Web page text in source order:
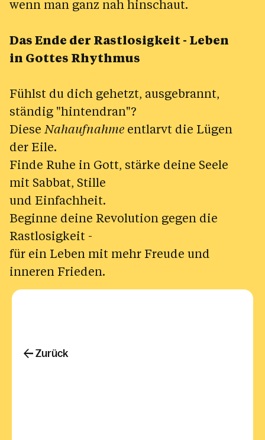
wenn man ganz nah hinschaut.
Das Ende der Rastlosigkeit - Leben
in Gottes Rhythmus
Fühlst du dich gehetzt, ausgebrannt,
ständig "hintendran"?
Diese Nahaufnahme entlarvt die Lügen
der Eile.
Finde Ruhe in Gott, stärke deine Seele
mit Sabbat, Stille
und Einfachheit.
Beginne deine Revolution gegen die
Rastlosigkeit -
für ein Leben mit mehr Freude und
inneren Frieden.
Zurück